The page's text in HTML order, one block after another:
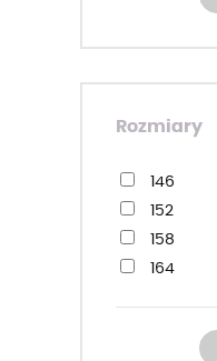
Rozmiary
146
152
158
164